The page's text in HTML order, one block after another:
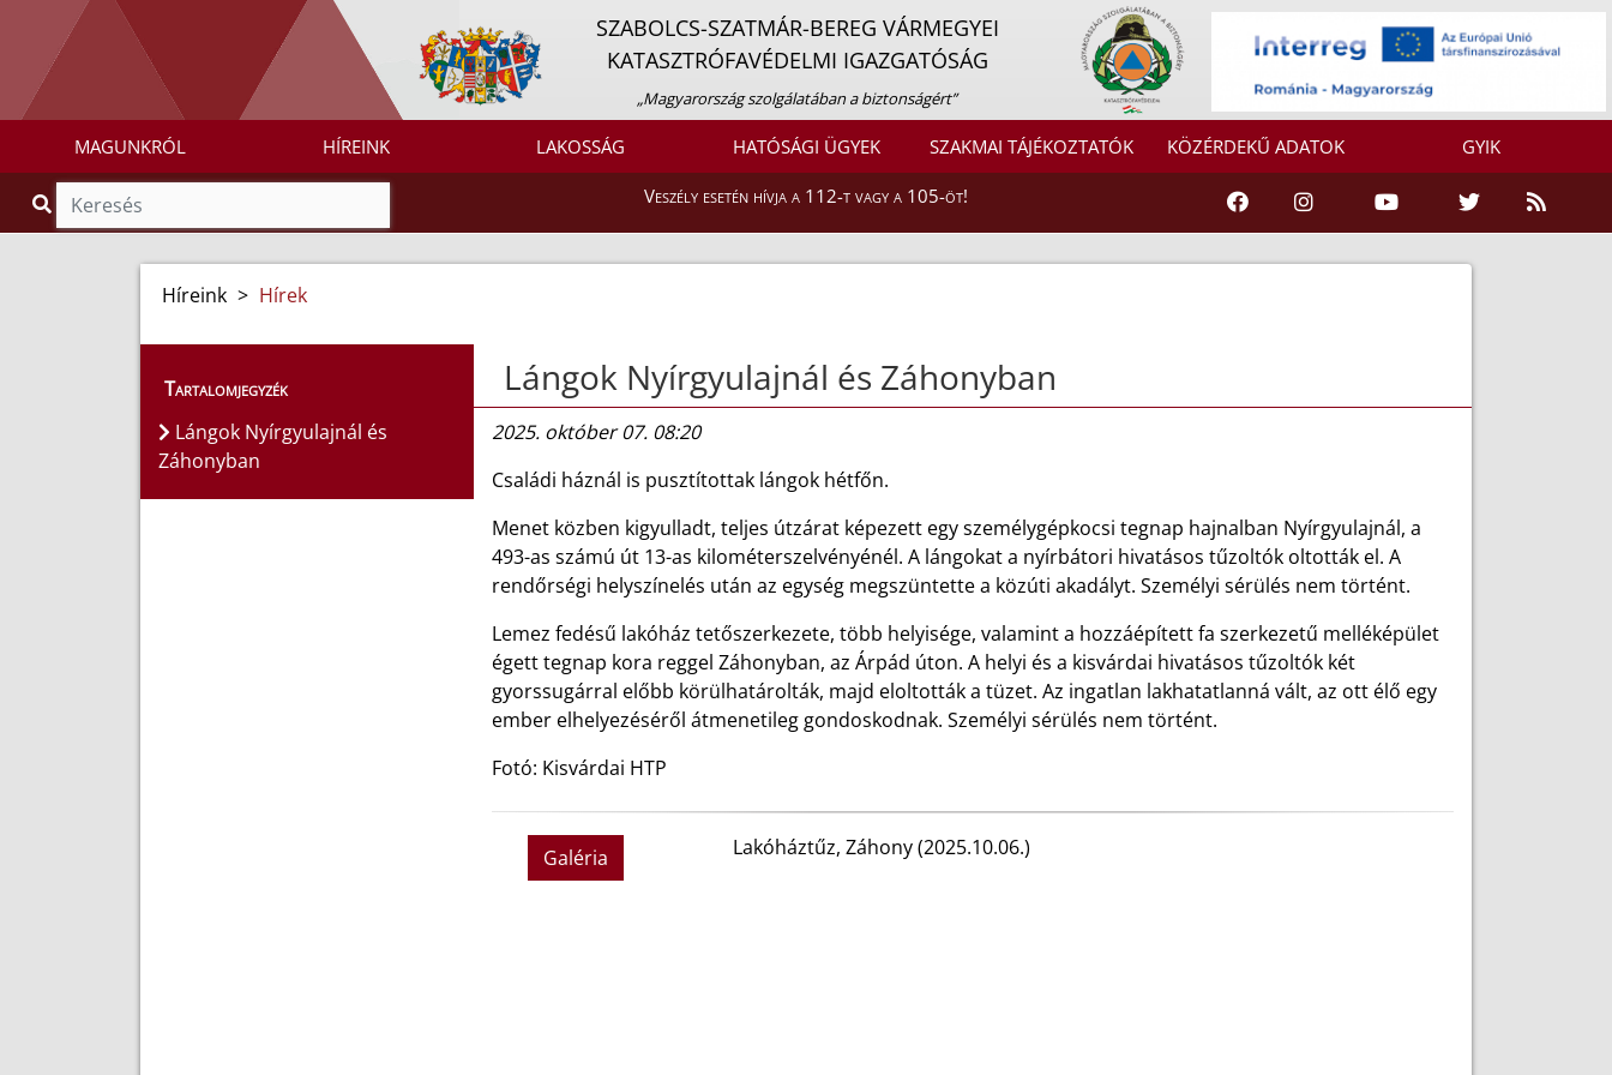
SZABOLCS-SZATMÁR-BEREG VÁRMEGYEI
KATASZTRÓFAVÉDELMI IGAZGATÓSÁG
„Magyarország szolgálatában a biztonságért”
MAGUNKRÓL HÍREINK LAKOSSÁG HATÓSÁGI ÜGYEK SZAKMAI TÁJÉKOZTATÓK KÖZÉRDEKŰ ADATOK GYIK
Veszély esetén hívja a 112-t vagy a 105-öt!
Híreink > Hírek
Tartalomjegyzék
Lángok Nyírgyulajnál és
Záhonyban
Lángok Nyírgyulajnál és Záhonyban
2025. október 07. 08:20
Családi háznál is pusztítottak lángok hétfőn.
Menet közben kigyulladt, teljes útzárat képezett egy személygépkocsi tegnap hajnalban Nyírgyulajnál, a
493-as számú út 13-as kilométerszelvényénél. A lángokat a nyírbátori hivatásos tűzoltók oltották el. A
rendőrségi helyszínelés után az egység megszüntette a közúti akadályt. Személyi sérülés nem történt.
Lemez fedésű lakóház tetőszerkezete, több helyisége, valamint a hozzáépített fa szerkezetű melléképület
égett tegnap kora reggel Záhonyban, az Árpád úton. A helyi és a kisvárdai hivatásos tűzoltók két
gyorssugárral előbb körülhatárolták, majd eloltották a tüzet. Az ingatlan lakhatatlanná vált, az ott élő egy
ember elhelyezéséről átmenetileg gondoskodnak. Személyi sérülés nem történt.
Fotó: Kisvárdai HTP
Galéria Lakóháztűz, Záhony (2025.10.06.)